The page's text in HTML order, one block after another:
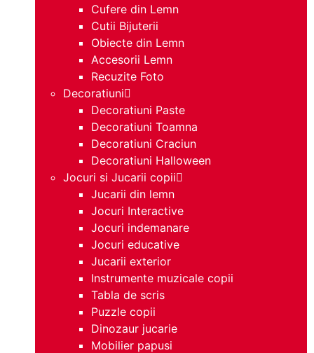
Cufere din Lemn
Cutii Bijuterii
Obiecte din Lemn
Accesorii Lemn
Recuzite Foto
Decoratiuni
Decoratiuni Paste
Decoratiuni Toamna
Decoratiuni Craciun
Decoratiuni Halloween
Jocuri si Jucarii copii
Jucarii din lemn
Jocuri Interactive
Jocuri indemanare
Jocuri educative
Jucarii exterior
Instrumente muzicale copii
Tabla de scris
Puzzle copii
Dinozaur jucarie
Mobilier papusi